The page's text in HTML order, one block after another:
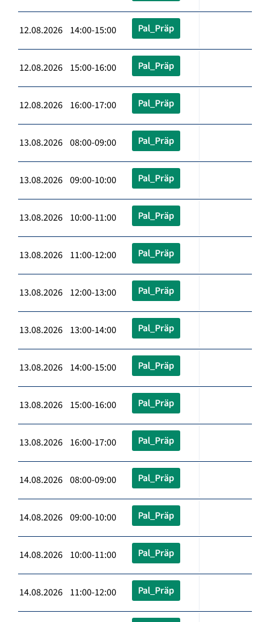
12.08.2026 14:00-15:00 Pal_Präp
12.08.2026 15:00-16:00 Pal_Präp
12.08.2026 16:00-17:00 Pal_Präp
13.08.2026 08:00-09:00 Pal_Präp
13.08.2026 09:00-10:00 Pal_Präp
13.08.2026 10:00-11:00 Pal_Präp
13.08.2026 11:00-12:00 Pal_Präp
13.08.2026 12:00-13:00 Pal_Präp
13.08.2026 13:00-14:00 Pal_Präp
13.08.2026 14:00-15:00 Pal_Präp
13.08.2026 15:00-16:00 Pal_Präp
13.08.2026 16:00-17:00 Pal_Präp
14.08.2026 08:00-09:00 Pal_Präp
14.08.2026 09:00-10:00 Pal_Präp
14.08.2026 10:00-11:00 Pal_Präp
14.08.2026 11:00-12:00 Pal_Präp